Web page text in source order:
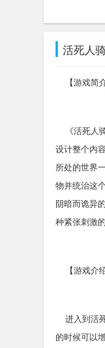
活死人
【游戏简介
《活死人
设计整个内
所处的世界
物并统治这
阴暗而诡异
种紧张刺激
【游戏介绍
进入到活
的时候可以